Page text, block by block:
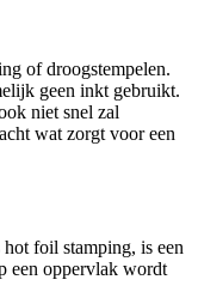
of droogstempelen.
geen inkt gebruikt.
niet snel zal
wat zorgt voor een
foil stamping, is een
een oppervlak wordt